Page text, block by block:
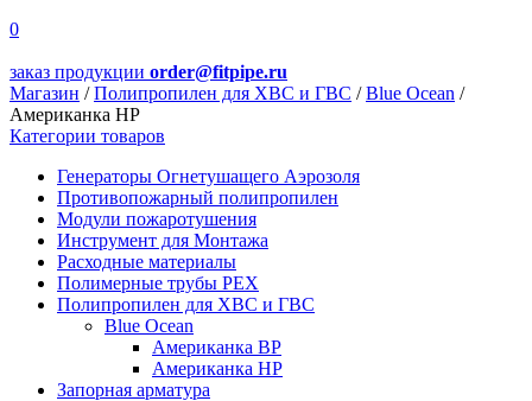
0
заказ продукции order@fitpipe.ru
Магазин /Полипропилен для ХВС и ГВС /Blue Ocean /
Американка НР
Категории товаров
Генераторы Огнетушащего Аэрозоля
Противопожарный полипропилен
Модули пожаротушения
Инструмент для Монтажа
Расходные материалы
Полимерные трубы PEX
Полипропилен для ХВС и ГВС
Blue Ocean
Американка ВР
Американка НР
Запорная арматура